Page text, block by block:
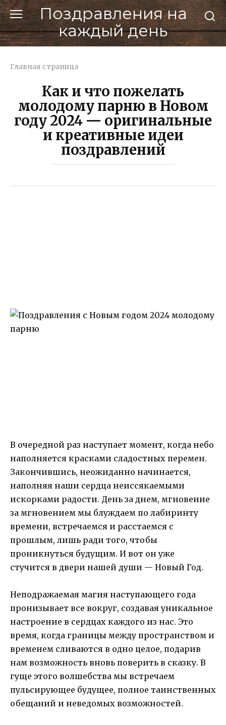
Перейти
к
контенту
Поздравления на
каждый день
Главная страница
Как и что пожелать
молодому парню в Новом
году 2024 — оригинальные
и креативные идеи
поздравлений
В очередной раз наступает момент, когда небо
наполняется красками сладостных перемен.
Закончившись, неожиданно начинается,
наполняя наши сердца неиссякаемыми
искорками радости. День за днем, мгновение
за мгновением мы блуждаем по лабиринту
времени, встречаемся и расстаемся с
прошлым, лишь ради того, чтобы
проникнуться будущим. И вот он уже
стучится в двери нашей души — Новый Год.
Неподражаемая магия наступающего года
пронизывает все вокруг, создавая уникальное
настроение в сердцах каждого из нас. Это
время, когда границы между пространством и
временем сливаются в одно целое, подарив
нам возможность вновь поверить в сказку. В
гуще этого волшебства мы встречаем
пульсирующее будущее, полное таинственных
обещаний и неведомых возможностей.